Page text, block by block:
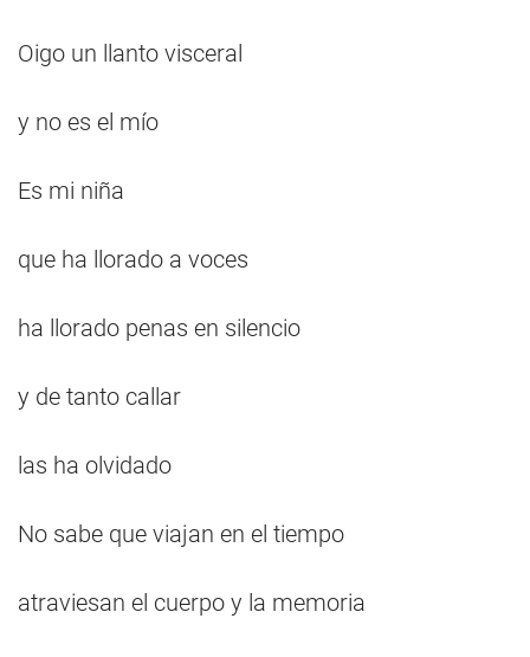
Oigo un llanto visceral
y no es el mío
Es mi niña
que ha llorado a voces
ha llorado penas en silencio
y de tanto callar
las ha olvidado
No sabe que viajan en el tiempo
atraviesan el cuerpo y la memoria